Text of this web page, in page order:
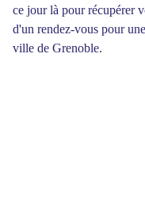
ce jour là pour récupérer
d'un rendez-vous pour
ville de Grenoble.